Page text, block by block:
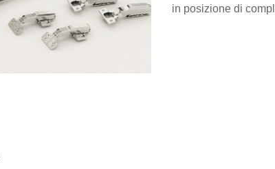
in posizione di